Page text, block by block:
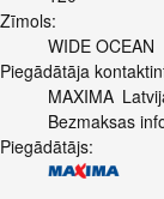
Zīmols:
WIDE OCEAN
Piegādātāja
MAXIMA
Bezmaksas
Piegādātājs: